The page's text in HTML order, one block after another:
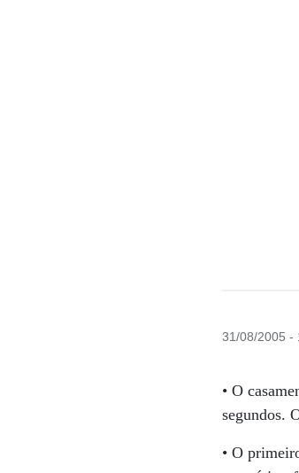
31/08/2005 -
• O
segundos.
• O